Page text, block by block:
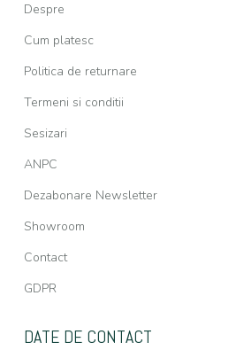
Despre
Cum platesc
Politica de returnare
Termeni si conditii
Sesizari
ANPC
Dezabonare Newsletter
Showroom
Contact
GDPR
DATE DE CONTACT